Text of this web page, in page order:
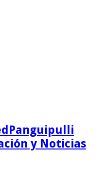
y Noticias